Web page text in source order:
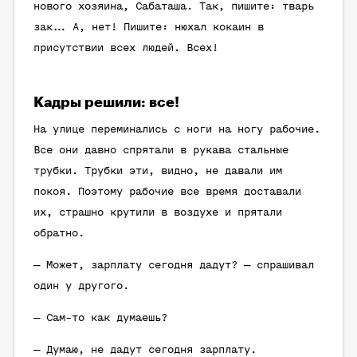
нового хозяина, Сабаташа. Так, пишите: тварь
зак… А, нет! Пишите: нюхал кокаин в
присутствии всех людей. Всех!
Кадры решили: все!
На улице переминались с ноги на ногу рабочие.
Все они давно спрятали в рукава стальные
трубки. Трубки эти, видно, не давали им
покоя. Поэтому рабочие все время доставали
их, страшно крутили в воздухе и прятали
обратно.
— Может, зарплату сегодня дадут? — спрашивал
один у другого.
— Сам-то как думаешь?
— Думаю, не дадут сегодня зарплату.